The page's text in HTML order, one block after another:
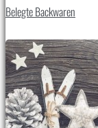
Belegte Backwaren